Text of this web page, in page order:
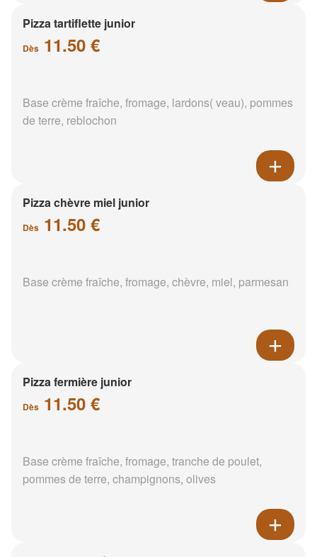
Pizza tartiflette junior
Dès 11.50 €
Base crème fraîche, fromage, lardons( veau), pommes
de terre, reblochon
Pizza chèvre miel junior
Dès 11.50 €
Base crème fraîche, fromage, chèvre, miel, parmesan
Pizza fermière junior
Dès 11.50 €
Base crème fraîche, fromage, tranche de poulet,
pommes de terre, champignons, olives